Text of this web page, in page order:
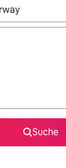
sind,
Suche